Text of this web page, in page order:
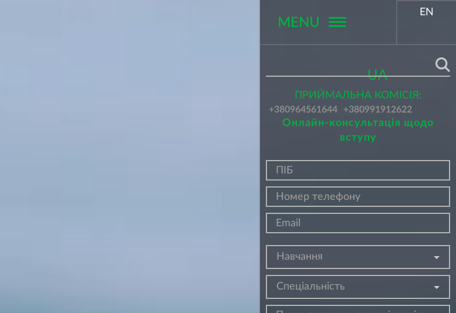
MENU
UA
EN
ПРИЙМАЛЬНА КОМІСІЯ:
+380964561644 +380991912622
Онлайн-консультація щодо
вступу
Навчання
Спеціальність